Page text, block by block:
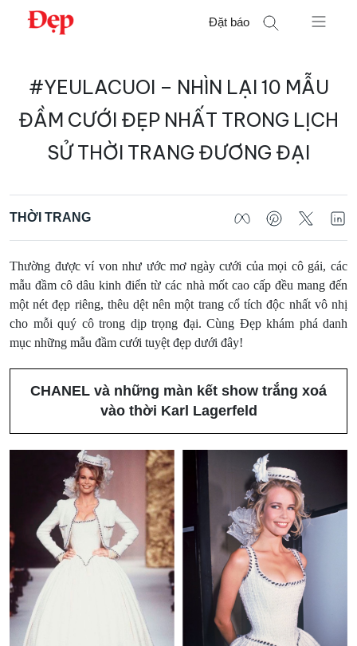
Chuyển
Đặt báo
kiếm
cho:
#YEULACUOI – NHÌN LẠI 10 MẪU
ĐẦM CƯỚI ĐẸP NHẤT TRONG LỊCH
SỬ THỜI TRANG ĐƯƠNG ĐẠI
THỜI TRANG
Thường được ví von như ước mơ ngày cưới của mọi cô gái, các
mẫu đầm cô dâu kinh điển từ các nhà mốt cao cấp đều mang đến
một nét đẹp riêng, thêu dệt nên một trang cổ tích độc nhất vô nhị
cho mỗi quý cô trong dịp trọng đại. Cùng Đẹp khám phá danh
mục những mẫu đầm cưới tuyệt đẹp dưới đây!
CHANEL và những màn kết show trắng xoá
vào thời Karl Lagerfeld